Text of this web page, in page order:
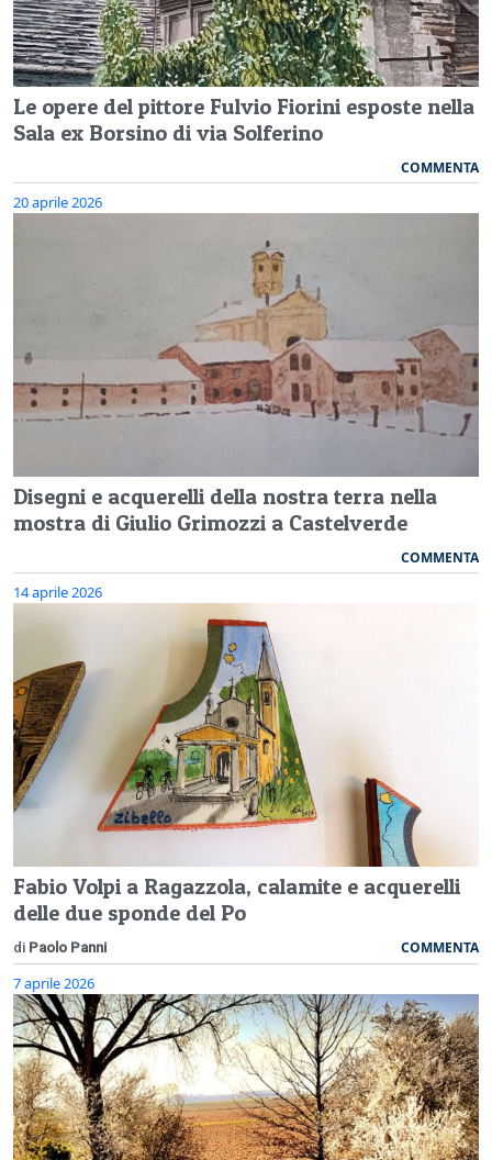
Le opere del pittore Fulvio Fiorini esposte nella
Sala ex Borsino di via Solferino
COMMENTA
20 aprile 2026
Disegni e acquerelli della nostra terra nella
mostra di Giulio Grimozzi a Castelverde
COMMENTA
14 aprile 2026
Fabio Volpi a Ragazzola, calamite e acquerelli
delle due sponde del Po
di Paolo Panni COMMENTA
7 aprile 2026